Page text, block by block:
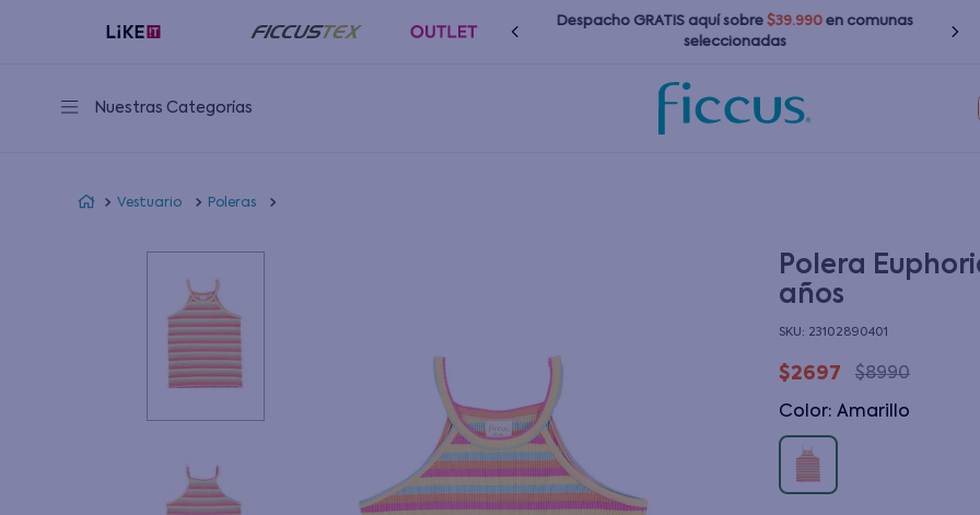
Despacho GRATIS aquísobre $39.990en comunas
seleccionadas
Nuestras Categorías
Vestuario Poleras
Polera
años
: 23102890401
$2697 $8990
Color: amarillo
7
8.
9. poleras